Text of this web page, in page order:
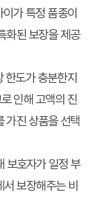
가 특정 품종이
화된 보장을 제공
한도가 충분한지
인해 고액의 진
가진 상품을 선택
보호자가 일정 부
보장해주는 비